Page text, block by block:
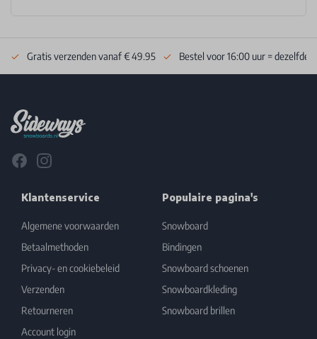
Gratis verzenden vanaf € 49.95 Bestel voor 16:00 uur = dezelfde
FacebookInstagram
Klantenservice
Algemene voorwaarden
Betaalmethoden
Privacy- en cookiebeleid
Verzenden
Retourneren
Account login
Populaire pagina's
Snowboard
Bindingen
Snowboard schoenen
Snowboardkleding
Snowboard brillen